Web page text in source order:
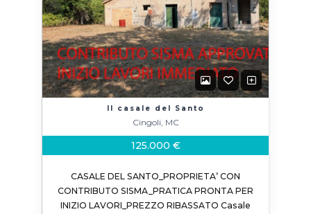
Il casale del Santo
Cingoli, MC
125.000 €
CASALE DEL SANTO_PROPRIETA’ CON
CONTRIBUTO SISMA_PRATICA PRONTA PER
INIZIO LAVORI_PREZZO RIBASSATO Casale